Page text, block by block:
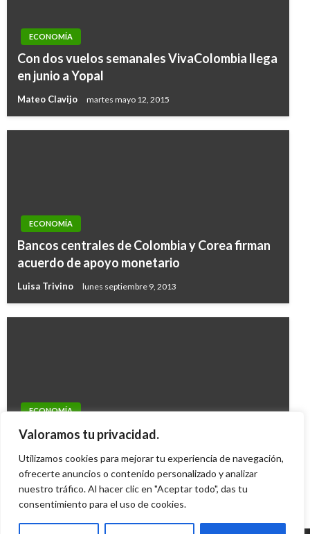
Valoramos tu privacidad.
Utilizamos cookies para mejorar tu experiencia de navegación,
ofrecerte anuncios o contenido personalizado y analizar
nuestro tráfico. Al hacer clic en "Aceptar todo", das tu
consentimiento para el uso de cookies.
ECONOMÍA
Con dos vuelos semanales VivaColombia llega
en junio a Yopal
Mateo Clavijo martes mayo 12, 2015
ECONOMÍA
Bancos centrales de Colombia y Corea firman
acuerdo de apoyo monetario
Luisa Trivino lunes septiembre 9, 2013
ECONOMÍA
Ecuador eliminó la salvaguardia cambiaria a
Giovanni Alarcón M. miércoles febrero 4, 2015